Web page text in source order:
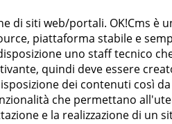
di siti web/portali. OK!Cms è
piattaforma stabile e
uno staff tecnico
quindi deve essere
dei contenuti così
che permettano
e la realizzazione di un